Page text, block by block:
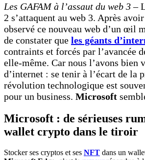
Les GAFAM à l’assaut du web 3 –
2 s’attaquent au web 3. Après
observé ce nouveau web d’un œil
de constater que les géants
contraints et forcés par l’avancée
elle-même. Car nous l’avons bien
d’internet : se tenir à l’écart de la
révolution technologique est
pour un business. Microsoft
Microsoft : de sérieuses
wallet crypto dans le tiroir
Stocker ses cryptos et ses NFT dans un